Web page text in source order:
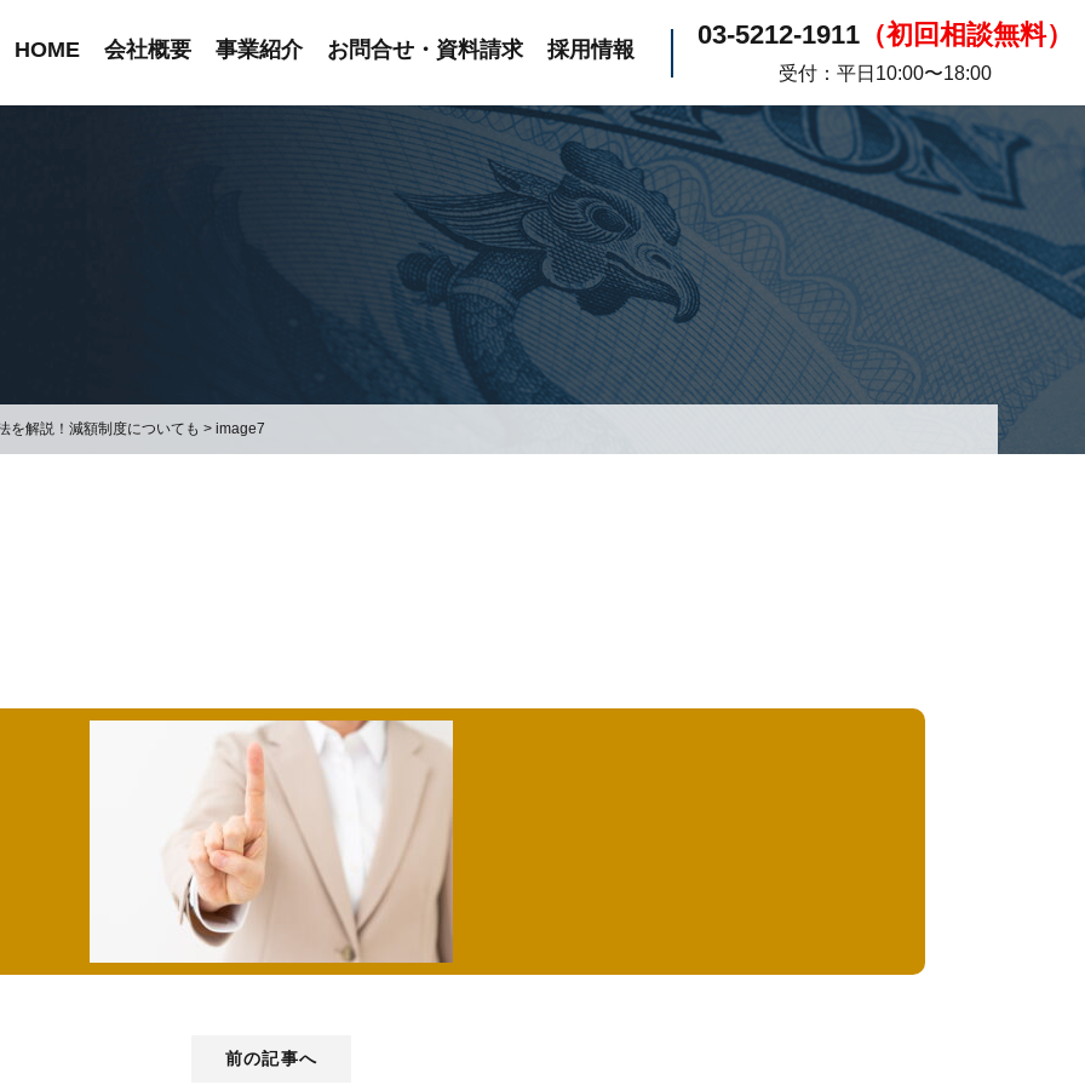
HOME 会社概要 事業紹介 お問合せ・資料請求 採用情報 03-5212-1911 （初回相談無料）
受付：平日10:00〜18:00
を解説！減額制度についても > image7
前の記事へ